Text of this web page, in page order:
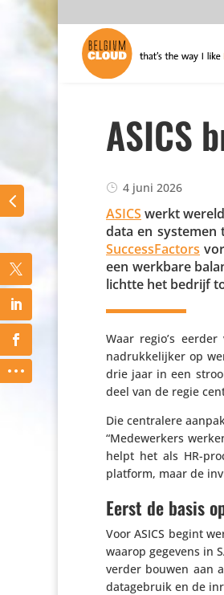
ASICS
4 juni 2026
ASICS werkt
data en systemen
Succes­sFac­tors
een werkbare
lichtte het bedrijf
Waar regio’s
nadruk­ke­lijker op
drie jaar in een
deel van de regie
Die centra­lere
“Mede­wer­kers
helpt het als HR-
platform, maar de
Eerst de basis
Voor ASICS begint
waarop gegevens in
verder bouwen aan
data­ge­bruik en de